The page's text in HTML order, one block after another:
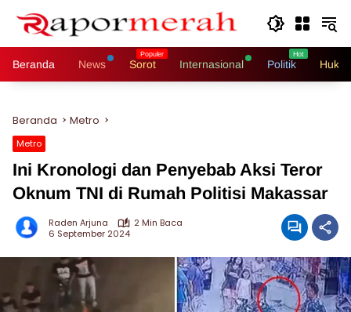
Beranda News Sorot Internasional Politik
Beranda Metro
Metro
Ini Kronologi dan Penyebab Aksi Teror
Oknum TNI di Rumah Politisi Makassar
Raden Arjuna
2 Min Baca
6 September 2024